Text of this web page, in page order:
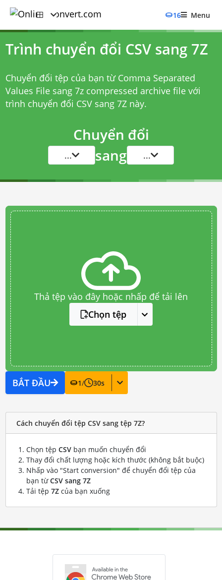
16 Menu
Trình chuyển đổi CSV sang 7Z
Chuyển đổi tệp của bạn từ Comma Separated
Values File sang 7z compressed archive file với
trình chuyển đổi CSV sang 7Znày.
Chuyển đổi
... sang ...
Thả tệp vào đây hoặc nhấp để tải lên
Chọn tệp
BẮT ĐẦU 1/ 30s
Cách chuyển đổi tệp CSV sang tệp 7Z?
Chọn tệp CSVbạn muốn chuyển đổi
Thay đổi chất lượng hoặc kích thước (không bắt buộc)
Nhấp vào "Start conversion" để chuyển đổi tệp của
bạn từCSV sang 7Z
Tải tệp 7Zcủa bạn xuống